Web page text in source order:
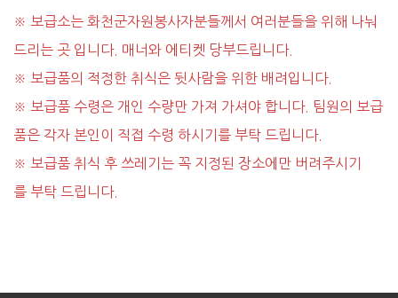
※ 보급소는 화천군자원봉사자분들께서 여러분들을 위해 나눠
드리는 곳 입니다. 매너와 에티켓 당부드립니다.
※ 보급품의 적정한 취식은 뒷사람을 위한 배려입니다.
※ 보급품 수령은 개인 수량만 가져 가셔야 합니다. 팀원의 보급
품은 각자 본인이 직접 수령 하시기를 부탁 드립니다.
※ 보급품 취식 후 쓰레기는 꼭 지정된 장소에만 버려주시기
를 부탁 드립니다.